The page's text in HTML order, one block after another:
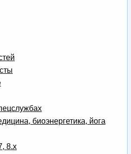
биоэнергетика, йога
8.x